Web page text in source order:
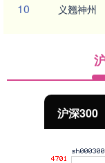
10 义翘神州
沪深300